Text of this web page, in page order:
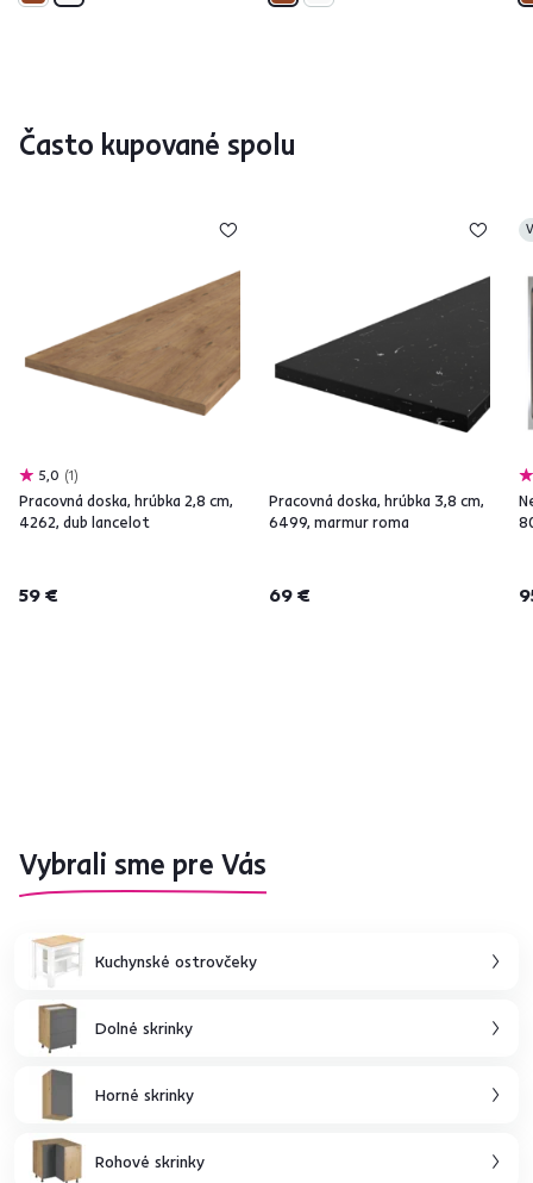
Často kupované spolu
5,0 1
Pracovná doska, hrúbka 2,8 cm,
4262, dub lancelot
59 €
Pracovná doska, hrúbka 3,8 cm,
6499, marmur roma
69 €
Vybrali sme pre Vás
Kuchynské ostrovčeky
Dolné skrinky
Horné skrinky
Rohové skrinky